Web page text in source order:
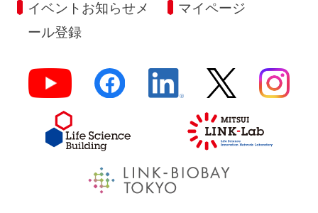
イベントお知らせメ
ール登録
マイページ